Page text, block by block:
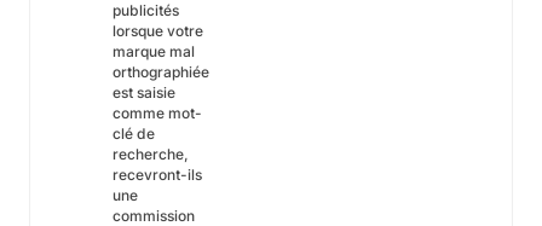
publicités
lorsque votre
marque mal
orthographiée
est saisie
comme mot-
clé de
recherche,
recevront-ils
une
commission